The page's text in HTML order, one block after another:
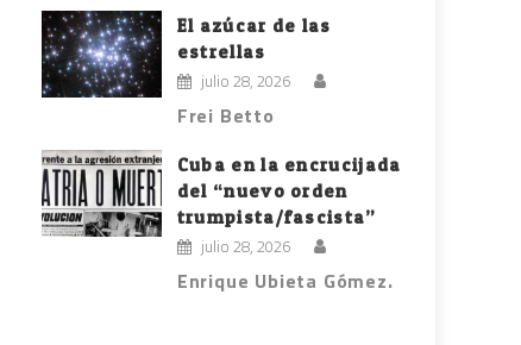
El azúcar de las
estrellas
julio 28, 2026
Frei Betto
Cuba en la encrucijada
del “nuevo orden
trumpista/fascista”
julio 28, 2026
Enrique Ubieta Gómez.